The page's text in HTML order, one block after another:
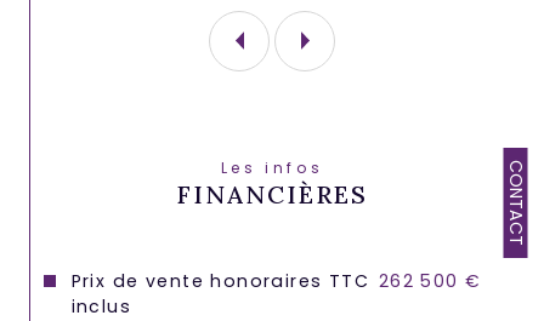
CONTACT
Les infos
FINANCIÈRES
Prix de vente honoraires TTC
inclus
262 500 €